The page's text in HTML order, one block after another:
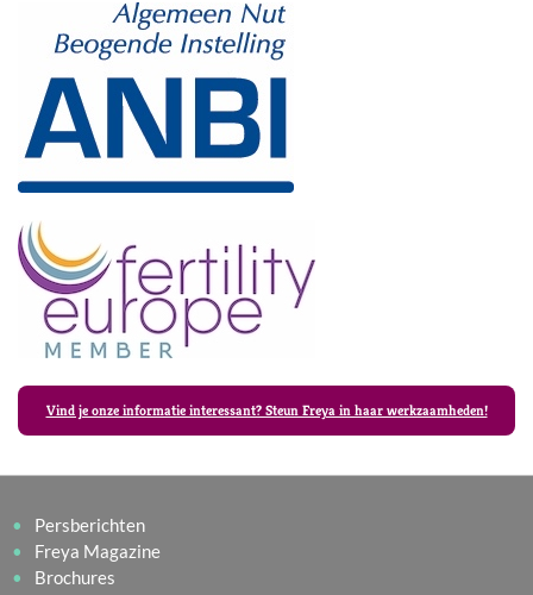
Vind je onze informatie interessant? Steun Freya in haar werkzaamheden!
Persberichten
Freya Magazine
Brochures